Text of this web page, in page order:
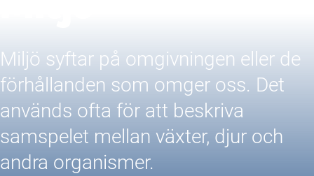
Miljö syftar på omgivningen eller de
förhållanden som omger oss. Det
används ofta för att beskriva
samspelet mellan växter, djur och
andra organismer.